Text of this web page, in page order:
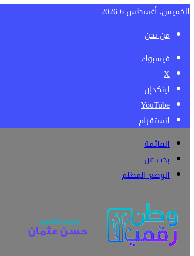
الخميس, أغسطس 6 2026
من نحن
فيسبوك
‫X
لينكدإن
‫YouTube
انستقرام
القائمة
بحث عن
الوضع المظلم